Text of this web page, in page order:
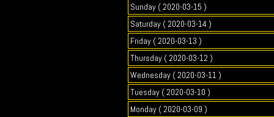
Sunday ( 2020-03-15 )
Saturday ( 2020-03-14 )
Friday ( 2020-03-13 )
Thursday ( 2020-03-12 )
Wednesday ( 2020-03-11 )
Tuesday ( 2020-03-10 )
Monday ( 2020-03-09 )